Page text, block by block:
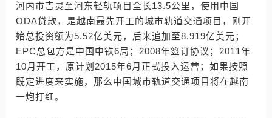
河内市吉灵至河东轻轨项目全长13.5公里，使用中国
ODA贷款，是越南最先开工的城市轨道交通项目，刚开
始总投资额为5.52亿美元，后来追加至8.919亿美元；
EPC总包方是中国中铁6局；2008年签订协议；2011年
10月开工，原计划2015年6月正式投入运营；如果按照
既定进度来实施，那么中国城市轨道交通项目将在越南
一炮打红。